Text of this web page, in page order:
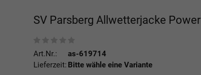
SV Parsberg Allwetterjacke Power
Art.Nr.:
as-619714
Lieferzeit: Bitte wähle eine Variante